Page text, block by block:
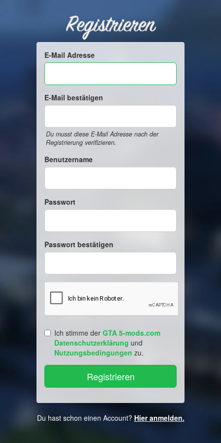
Registrieren
E-Mail Adresse
E-Mail bestätigen
Du musst diese E-Mail Adresse nach der
Registrierung verifizieren.
Benutzername
Passwort
Passwort bestätigen
Ich stimme der GTA 5-mods.com
Datenschutzerklärung und
Nutzungsbedingungen zu.
Du hast schon einen Account? Hier anmelden.